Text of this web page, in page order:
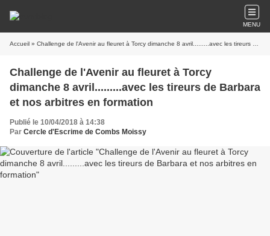
MENU
Accueil » Challenge de l'Avenir au fleuret à Torcy dimanche 8 avril.........avec les tireurs de Barbara et nos arbitres en formation
Challenge de l'Avenir au fleuret à Torcy
dimanche 8 avril.........avec les tireurs de Barbara
et nos arbitres en formation
Publié le 10/04/2018 à 14:38
Par Cercle d'Escrime de Combs Moissy